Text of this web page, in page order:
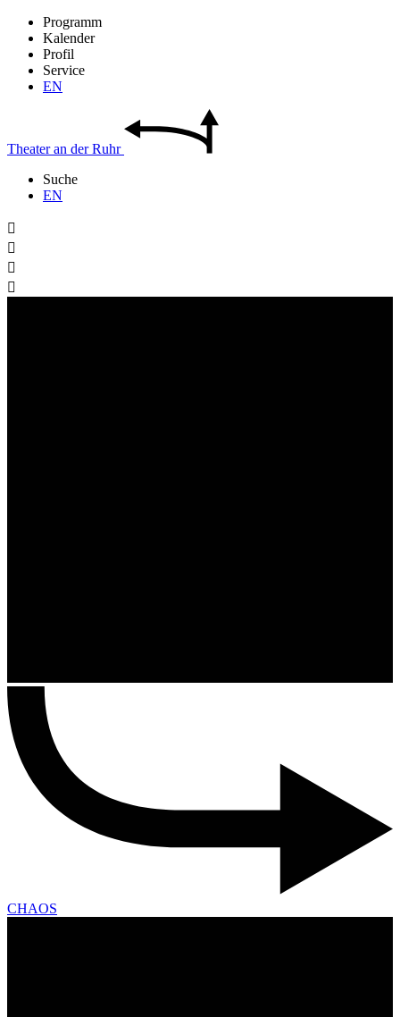
Programm
Kalender
Profil
Service
EN
Theateran derRuhr
Suche
EN




CHAOS